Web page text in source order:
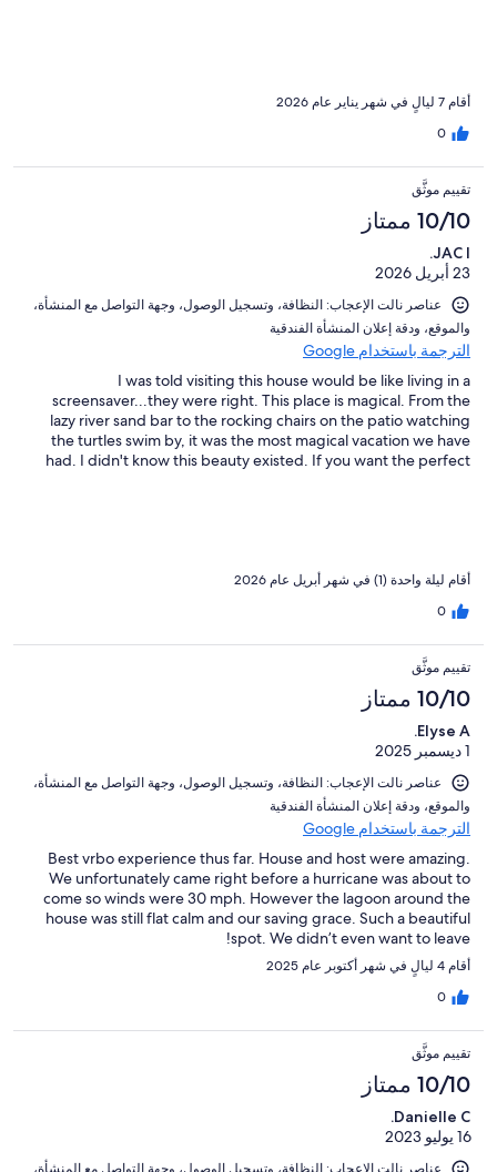
أقام 7 ليالٍ في شهر يناير عام 2026
0
تقييم موثَّق
10/10 ممتاز
JAC I.
23 أبريل 2026
عناصر نالت الإعجاب: ⁦النظافة⁩، و⁦تسجيل الوصول⁩، و⁦جهة التواصل مع المنشأة⁩،
و⁦الموقع⁩، و⁦دقة إعلان المنشأة الفندقية⁩
الترجمة باستخدام Google
I was told visiting this house would be like living in a
screensaver...they were right. This place is magical. From the
lazy river sand bar to the rocking chairs on the patio watching
the turtles swim by, it was the most magical vacation we have
had. I didn't know this beauty existed. If you want the perfect
أقام ليلة واحدة (1) في شهر أبريل عام 2026
0
تقييم موثَّق
10/10 ممتاز
Elyse A.
1 ديسمبر 2025
عناصر نالت الإعجاب: ⁦النظافة⁩، و⁦تسجيل الوصول⁩، و⁦جهة التواصل مع المنشأة⁩،
و⁦الموقع⁩، و⁦دقة إعلان المنشأة الفندقية⁩
الترجمة باستخدام Google
Best vrbo experience thus far. House and host were amazing.
We unfortunately came right before a hurricane was about to
come so winds were 30 mph. However the lagoon around the
house was still flat calm and our saving grace. Such a beautiful
spot. We didn’t even want to leave!
أقام 4 ليالٍ في شهر أكتوبر عام 2025
0
تقييم موثَّق
10/10 ممتاز
Danielle C.
16 يوليو 2023